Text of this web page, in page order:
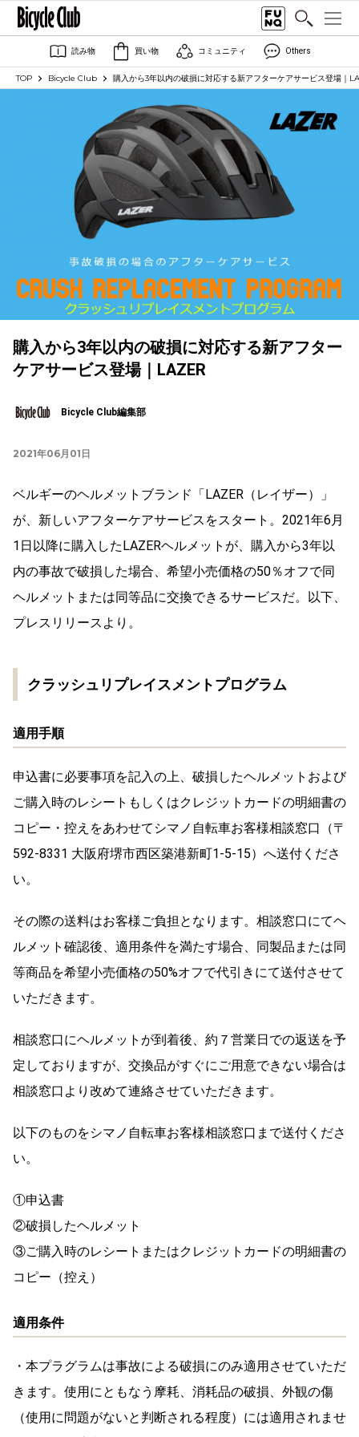
読み物 買い物 コミュニティ Others
TOP Bicycle Club 購入から3年以内の破損に対応する新アフターケアサービス登場｜
購入から3年以内の破損に対応する新アフター
ケアサービス登場｜LAZER
Bicycle Club編集部
2021年06月01日
ベルギーのヘルメットブランド「LAZER（レイザー）」
が、新しいアフターケアサービスをスタート。2021年6月
1日以降に購入したLAZERヘルメットが、購入から3年以
内の事故で破損した場合、希望小売価格の50％オフで同
ヘルメットまたは同等品に交換できるサービスだ。以下、
プレスリリースより。
クラッシュリプレイスメントプログラム
適用手順
申込書に必要事項を記入の上、破損したヘルメットおよび
ご購入時のレシートもしくはクレジットカードの明細書の
コピー・控えをあわせてシマノ自転車お客様相談窓口（〒
592-8331 大阪府堺市西区築港新町1-5-15）へ送付くださ
い。
その際の送料はお客様ご負担となります。相談窓口にてヘ
ルメット確認後、適用条件を満たす場合、同製品または同
等商品を希望小売価格の50%オフで代引きにて送付させて
いただきます。
相談窓口にヘルメットが到着後、約７営業日での返送を予
定しておりますが、交換品がすぐにご用意できない場合は
相談窓口より改めて連絡させていただきます。
以下のものをシマノ自転車お客様相談窓口まで送付くださ
い。
①申込書
②破損したヘルメット
③ご購入時のレシートまたはクレジットカードの明細書の
コピー（控え）
適用条件
・本プラグラムは事故による破損にのみ適用させていただ
きます。使用にともなう摩耗、消耗品の破損、外観の傷
（使用に問題がないと判断される程度）には適用されませ